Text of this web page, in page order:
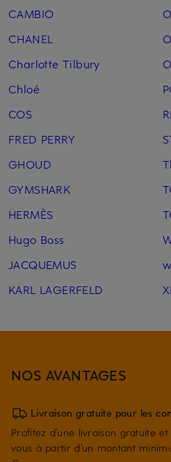
CAMBIO
CHANEL
Charlotte Tilbury
Chloé
COS
FRED PERRY
GHOUD
GYMSHARK
HERMÈS
Hugo Boss
JACQUEMUS
KARL LAGERFELD
NOS AVANTAGES
Livraison gratuite pour les
Profitez d’une livraison gratuite
vous à partir d’un montant